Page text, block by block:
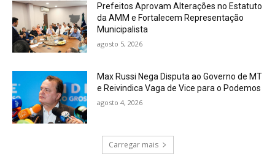
Prefeitos Aprovam Alterações no Estatuto
da AMM e Fortalecem Representação
Municipalista
agosto 5, 2026
Max Russi Nega Disputa ao Governo de MT
e Reivindica Vaga de Vice para o Podemos
agosto 4, 2026
Carregar mais